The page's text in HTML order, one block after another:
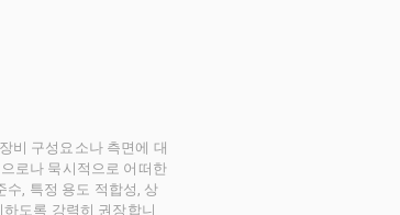
비 구성요소나 측면에 대
로나 묵시적으로 어떠한
수, 특정 용도 적합성, 상
도록 강력히 권장합니